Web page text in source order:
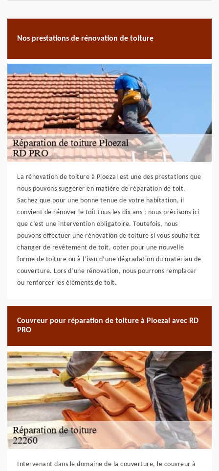
Nos prestations de rénovation de toiture
La rénovation de toiture à Ploezal est une des prestations que
nous pouvons suggérer en matière de réparation de toit.
Sachez que pour une bonne tenue de votre habitation, il
convient de rénover le toit tous les dix ans ; nous précisons ici
que c’est une intervention obligatoire. Toutefois, nous
pouvons effectuer une rénovation de toiture si vous souhaitez
changer de revêtement de toit, opter pour une nouvelle
forme de toiture ou à l’issu d’une dégradation du matériau de
couverture. Lors d’une rénovation, nous pourrons remplacer
ou renforcer les éléments de toit.
Couvreur pour réparation de toiture à Ploezal avec RD
PRO
Intervenant dans le domaine de la couverture, le couvreur à